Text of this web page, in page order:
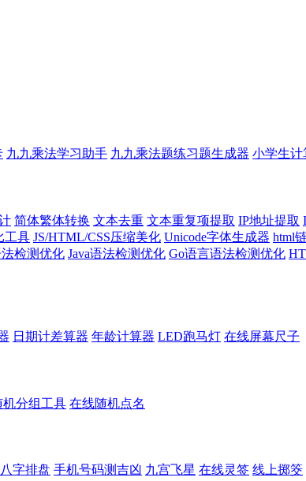
九九乘法学习助手 九九乘法题练习题生成器 小学生计
简体繁体转换 文本去重 文本重复项提取 IP地址提取
工具 JS/HTML/CSS压缩美化 Unicode字体生成器 html
法检测优化 Java语法检测优化 Go语言语法检测优化
日期计差算器 年龄计算器 LED跑马灯 在线屏幕尺子
机分组工具 在线随机点名
八字排盘 手机号码测吉凶 九宫飞星 在线灵签 线上掷筊